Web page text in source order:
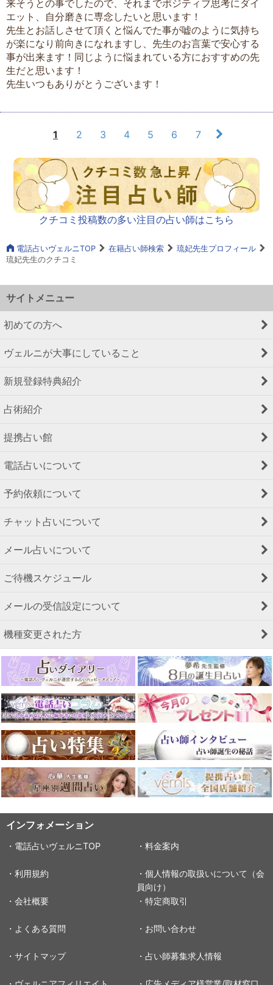
来そうとの事でしたので、それまでポジティブ思考にダイ
エット、自分磨きに専念したいと思います！
先生とお話しさせて頂くと悩んでた事が嘘のように気持ち
が楽になり前向きになれますし、先生のお言葉で安心する
事が出来ます！同じように悩まれている方におすすめの先
生だと思います！
先生いつもありがとうございます！
1 2 3 4 5 6 7
クチコミ投稿数の多い注目の占い師はこちら
電話占いヴェルニTOP 在籍占い師検索
琉妃先生プロフィール
琉妃先生のクチコミ
サイトメニュー
初めての方へ
ヴェルニが大事にしていること
新規登録特典紹介
占術紹介
提携占い館
電話占いについて
予約依頼について
チャット占いについて
メール占いについて
ご待機スケジュール
メールの受信設定について
機種変更された方
インフォメーション
・電話占いヴェルニTOP ・料金案内
・利用規約
・個人情報の取扱いについて（会
員向け）
・会社概要
・特定商取引
・よくある質問 ・お問い合わせ
・サイトマップ ・占い師募集求人情報